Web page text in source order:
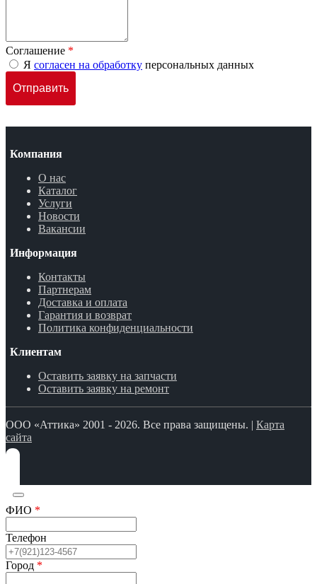
Соглашение *
Я согласен на обработку персональных данных
Компания
О нас
Каталог
Услуги
Новости
Вакансии
Информация
Контакты
Партнерам
Доставка и оплата
Гарантия и возврат
Политика конфиденциальности
Клиентам
Оставить заявку на запчасти
Оставить заявку на ремонт
ООО «Аттика» 2001 - 2026. Все права защищены. | Карта
сайта
ФИО *
Телефон
Город *